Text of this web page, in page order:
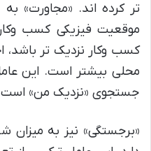
تر کرده اند. «مجاورت»
موقعیت فیزیکی کسب
کسب وکار نزدیک تر باشد،
محلی بیشتر است. این
جستجوی «نزدیک من»
«برجستگی» نیز به میزان